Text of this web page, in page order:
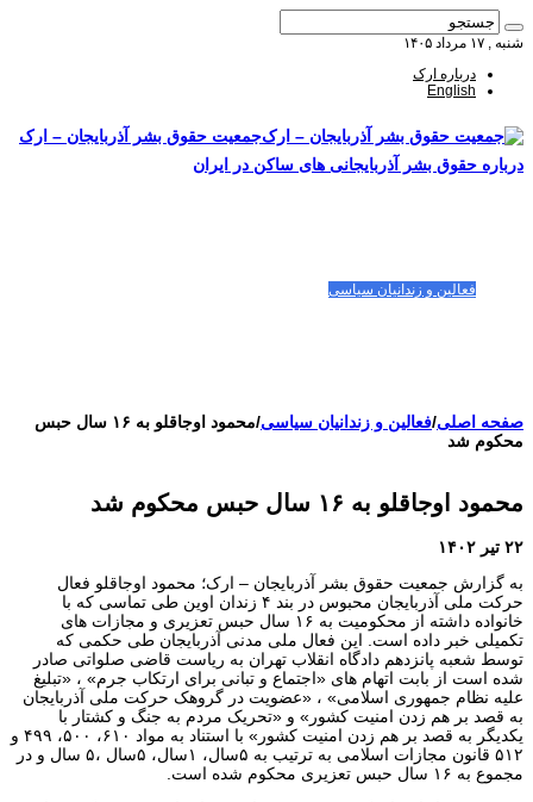
شنبه , ۱۷ مرداد ۱۴۰۵
درباره ارک
English
جمعیت حقوق بشر آذربایجان – ارک
درباره حقوق بشر آذربایجانی های ساکن در ایران
فعالین و زندانیان سیاسی
صفحه اصلی/فعالین و زندانیان سیاسی/
محمود اوجاقلو به ۱۶ سال حبس
محکوم شد
محمود اوجاقلو به ۱۶ سال حبس محکوم شد
۲۲ تیر ۱۴۰۲
به گزارش جمعیت حقوق بشر آذربایجان – ارک؛ محمود اوجاقلو فعال
حرکت ملی آذربایجان محبوس در بند ۴ زندان اوین طی تماسی که با
خانواده داشته از محکومیت‌ به ۱۶ سال حبس تعزیری و مجازات های
تکمیلی خبر داده است. این فعال ملی مدنی آذربایجان طی حکمی که
توسط شعبه پانزدهم دادگاه انقلاب تهران به ریاست قاضی صلواتی صادر
شده است از بابت اتهام های «اجتماع و تبانی برای ارتکاب جرم» ، «تبلیغ
علیه نظام جمهوری اسلامی» ، «عضویت در گروهک حرکت ملی آذربایجان
به قصد بر هم زدن امنیت کشور» و «تحریک مردم به جنگ و کشتار با
یکدیگر به قصد بر هم زدن امنیت کشور» با استناد به مواد ۶۱۰، ۵۰۰، ۴۹۹ و
۵۱۲ قانون مجازات اسلامی به ترتیب به ۵سال، ۱سال، ۵سال ،۵ سال و در
مجموع به ۱۶ سال حبس تعزیری محکوم شده است.